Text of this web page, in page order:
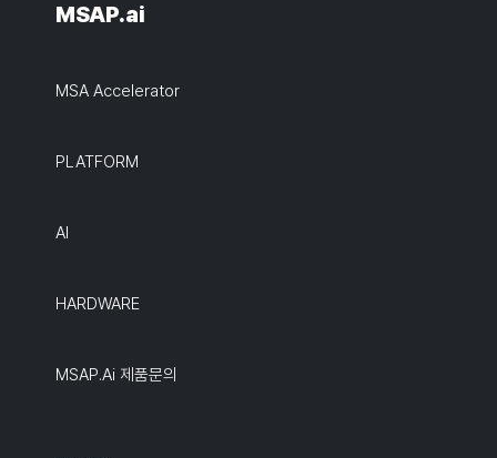
MSAP.ai
MSA Accelerator
PLATFORM
AI
HARDWARE
MSAP.ai 제품문의